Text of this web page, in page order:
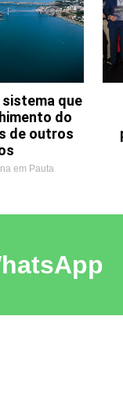
que
do
de outros
em Pauta